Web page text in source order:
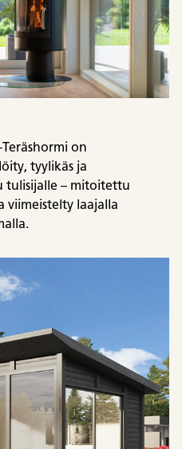
on
tyylikäs ja
tulisijalle – mitoitettu
viimeistelty laajalla